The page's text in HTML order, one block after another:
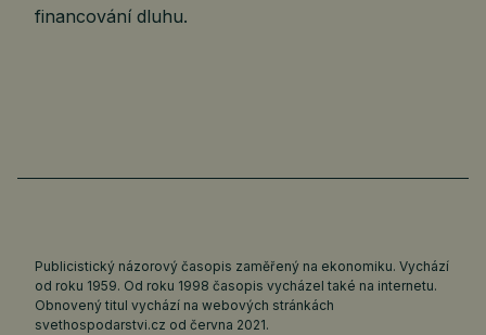
financování dluhu.
Publicistický názorový časopis zaměřený na ekonomiku. Vychází
od roku 1959. Od roku 1998 časopis vycházel také na internetu.
Obnovený titul vychází na webových stránkách
svethospodarstvi.cz od června 2021.